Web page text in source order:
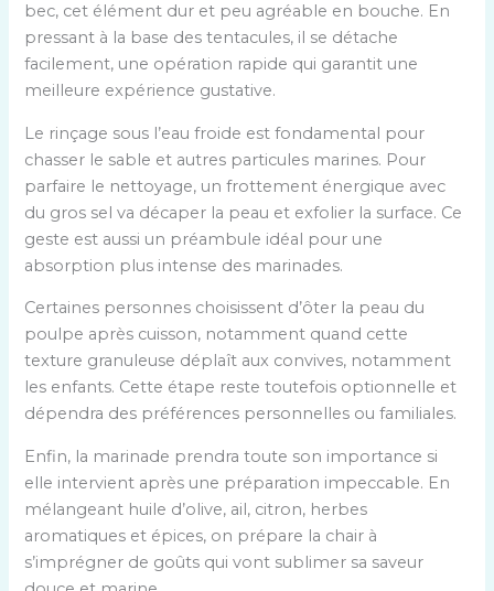
bec, cet élément dur et peu agréable en bouche. En
pressant à la base des tentacules, il se détache
facilement, une opération rapide qui garantit une
meilleure expérience gustative.
Le rinçage sous l’eau froide est fondamental pour
chasser le sable et autres particules marines. Pour
parfaire le nettoyage, un frottement énergique avec
du gros sel va décaper la peau et exfolier la surface. Ce
geste est aussi un préambule idéal pour une
absorption plus intense des marinades.
Certaines personnes choisissent d’ôter la peau du
poulpe après cuisson, notamment quand cette
texture granuleuse déplaît aux convives, notamment
les enfants. Cette étape reste toutefois optionnelle et
dépendra des préférences personnelles ou familiales.
Enfin, la marinade prendra toute son importance si
elle intervient après une préparation impeccable. En
mélangeant huile d’olive, ail, citron, herbes
aromatiques et épices, on prépare la chair à
s’imprégner de goûts qui vont sublimer sa saveur